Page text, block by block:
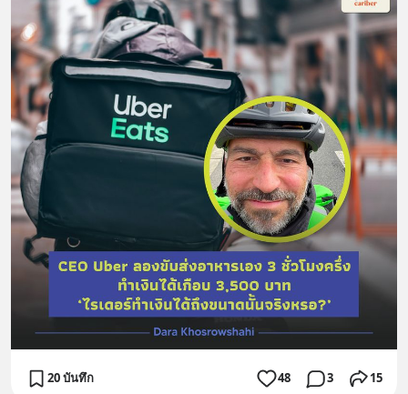
20 บันทึก 48 3 15